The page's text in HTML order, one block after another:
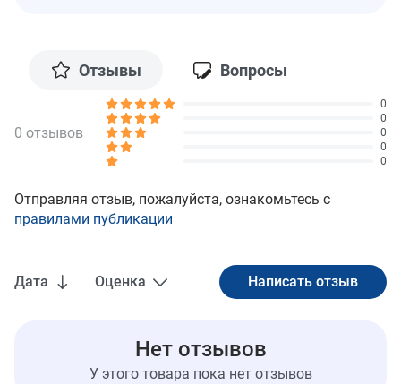
Отзывы Вопросы
Дата Оценка
Нет отзывов
У этого товара пока нет отзывов
0 отзывов
0
0
0
0
0
Отправляя отзыв, пожалуйста, ознакомьтесь с
правилами публикации